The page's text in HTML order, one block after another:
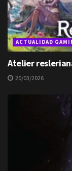
ACTUALIDAD
Atelier
20/03/2026